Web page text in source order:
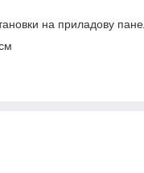
на приладову